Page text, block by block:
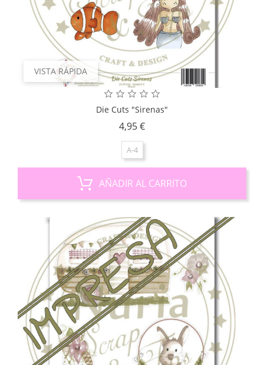
VISTA RÁPIDA
Die Cuts "Sirenas"
4,95 €Precio
A-4
AÑADIR AL CARRITO